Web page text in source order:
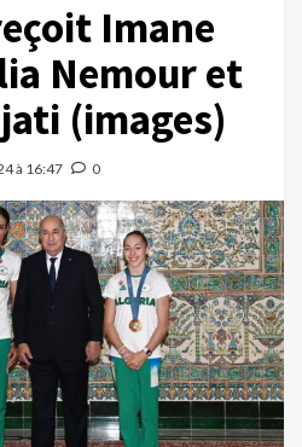
Imane
Nemour et
(images)
à 16:47 0